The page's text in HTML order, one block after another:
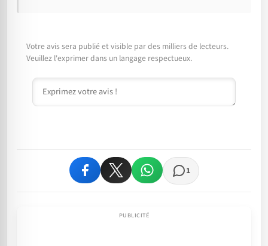
Votre avis sera publié et visible par des milliers de lecteurs.
Veuillez l'exprimer dans un langage respectueux.
Commentaire
1